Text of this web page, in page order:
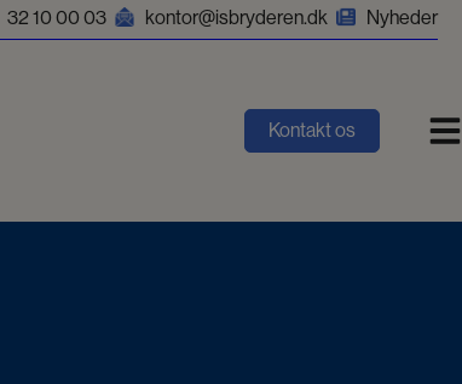
Kontakt os
32 10 00 03 kontor@isbryderen.dk Nyheder